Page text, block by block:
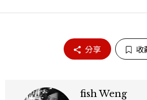
分享 收
fish Weng